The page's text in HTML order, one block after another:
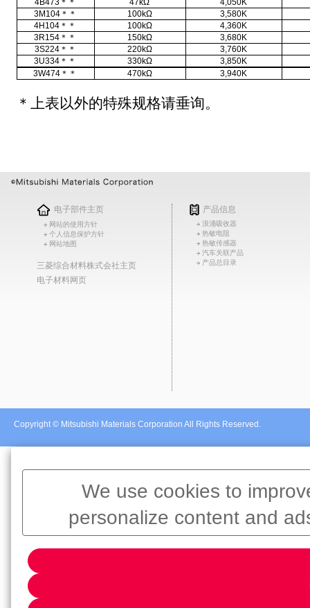
3M104＊＊
100kΩ
3,580K
4H104＊＊
100kΩ
4,360K
3R154＊＊
150kΩ
3,680K
3S224＊＊
220kΩ
3,760K
3U334＊＊
330kΩ
3,850K
3W474＊＊
470kΩ 3,940K
＊上表以外的特殊规格请垂询。
电子部件主页
网站的使用方针
个人信息保护方针
网站地图
三菱综合材料株式会社主页
电子材料网页
产品信息
浪涌吸收器
热敏电阻
热敏传感器
汽车关联产品
产品总目录
Copyright © Mitsubishi Materials Corporation All Rights Reserved.
We use cookies to
personalize content and
information about your use